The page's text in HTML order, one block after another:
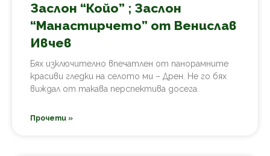
Заслон “Койо” ; Заслон
“Манастирчето” от Венислав
Ивчев
Бях изключително впечатлен от панорамните
красиви гледки на селото ми – Дрен. Не го бях
виждал от такава перспектива досега.
Прочети »